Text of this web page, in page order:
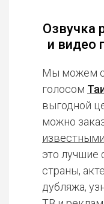
Озвучка
и видео
Мы можем
голосом
выгодной
можно
это лучшие
страны,
дубляжа,